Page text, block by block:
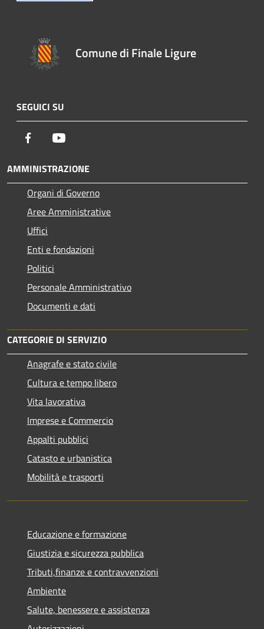
Comune di Finale Ligure
SEGUICI SU
Facebook
AMMINISTRAZIONE
Organi di Governo
Aree Amministrative
Uffici
Enti e fondazioni
Politici
Personale Amministrativo
Documenti e dati
CATEGORIE DI SERVIZIO
Anagrafe e stato civile
Cultura e tempo libero
Vita lavorativa
Imprese e Commercio
Appalti pubblici
Catasto e urbanistica
Mobilità e trasporti
Educazione e formazione
Giustizia e sicurezza pubblica
Tributi,finanze e contravvenzioni
Ambiente
Salute, benessere e assistenza